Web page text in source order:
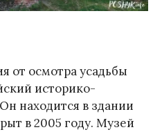
от осмотра усадьбы
историко-
находится в здании
в 2005 году. Музей